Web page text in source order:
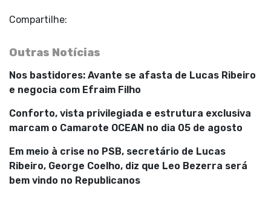
Compartilhe:
Outras Notícias
Nos bastidores: Avante se afasta de Lucas Ribeiro
e negocia com Efraim Filho
Conforto, vista privilegiada e estrutura exclusiva
marcam o Camarote OCEAN no dia 05 de agosto
Em meio à crise no PSB, secretário de Lucas
Ribeiro, George Coelho, diz que Leo Bezerra será
bem vindo no Republicanos